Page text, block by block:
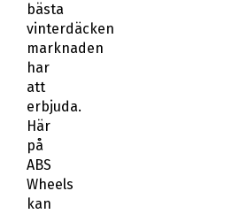
marknaden
har
att
erbjuda.
Här
på
ABS
Wheels
kan
du
söka